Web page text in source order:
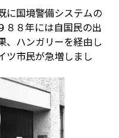
に国境警備システムの
８８年には自国民の出
、ハンガリーを経由し
ツ市民が急増しまし